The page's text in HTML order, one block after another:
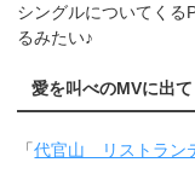
シングルについてくる
るみたい♪
愛を叫べのMVに出
「代官山 リストラン